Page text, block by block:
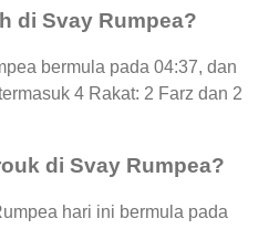
di Svay Rumpea?
bermula pada 04:37, dan
4 Rakat: 2 Farz dan 2
di Svay Rumpea?
hari ini bermula pada